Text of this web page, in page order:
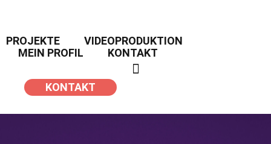
PROJEKTE
VIDEOPRODUKTION
MEIN PROFIL
KONTAKT
KONTAKT